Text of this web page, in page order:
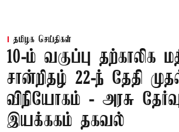
தமிழக செய்திகள்
10-ம் வகுப்பு தற்காலிக
சான்றிதழ் 22-ந் தேதி
விநியோகம் - அரசு
இயக்ககம் தகவல்